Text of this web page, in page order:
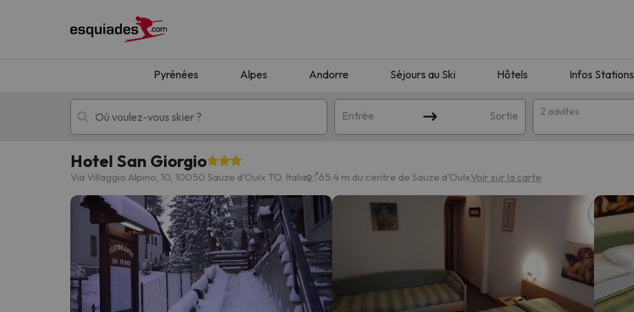
Pyrénées Alpes Andorre Séjours au Ski Hôtels Infos Stations
Entrée Sortie 2 adultes
Séjours au ski Séjours montagne
Oups, nous n'avons pas trouvé de résultats correspondant à votre recherche. Essayez de modifier la destination.
Hotel San Giorgio
Via Villaggio Alpino, 10, 10050 Sauze d'Oulx TO, Italia 65.4 m du centre de Sauze d'OulxVoir sur la carte